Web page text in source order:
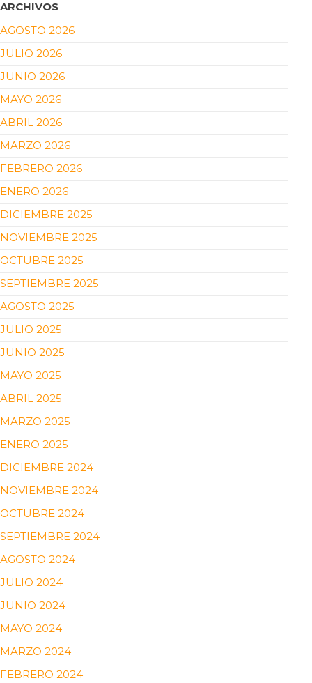
ARCHIVOS
AGOSTO 2026
JULIO 2026
JUNIO 2026
MAYO 2026
ABRIL 2026
MARZO 2026
FEBRERO 2026
ENERO 2026
DICIEMBRE 2025
NOVIEMBRE 2025
OCTUBRE 2025
SEPTIEMBRE 2025
AGOSTO 2025
JULIO 2025
JUNIO 2025
MAYO 2025
ABRIL 2025
MARZO 2025
ENERO 2025
DICIEMBRE 2024
NOVIEMBRE 2024
OCTUBRE 2024
SEPTIEMBRE 2024
AGOSTO 2024
JULIO 2024
JUNIO 2024
MAYO 2024
MARZO 2024
FEBRERO 2024